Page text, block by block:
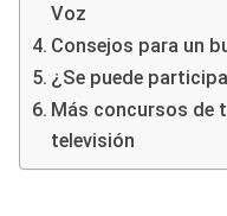
Voz
Consejos para un
¿Se puede
Más concursos de
televisión